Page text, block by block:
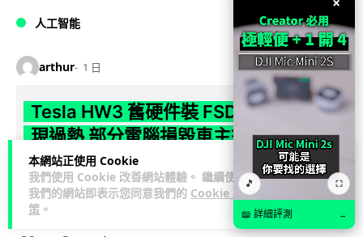
本網站正使用 Cookie
我們使用 Cookie 改善網站體驗。 繼續使用
我們的網站即表示您同意我們的 Cookie 政
策 。
人工智能
arthur 1 日
Tesla HW3 舊硬件裝 FSD v14 Lite 頻
現過熱 部分電腦損毀車主須自費維修
Tesla 向 HW3 舊車款推送 FSD v14 Lite 系統，引發大量車主反
映自動駕駛電腦嚴重過熱，部分更觸發高溫保護甚至直接燒
毀，須...
🎵 ⛶
📖 詳細評測 →